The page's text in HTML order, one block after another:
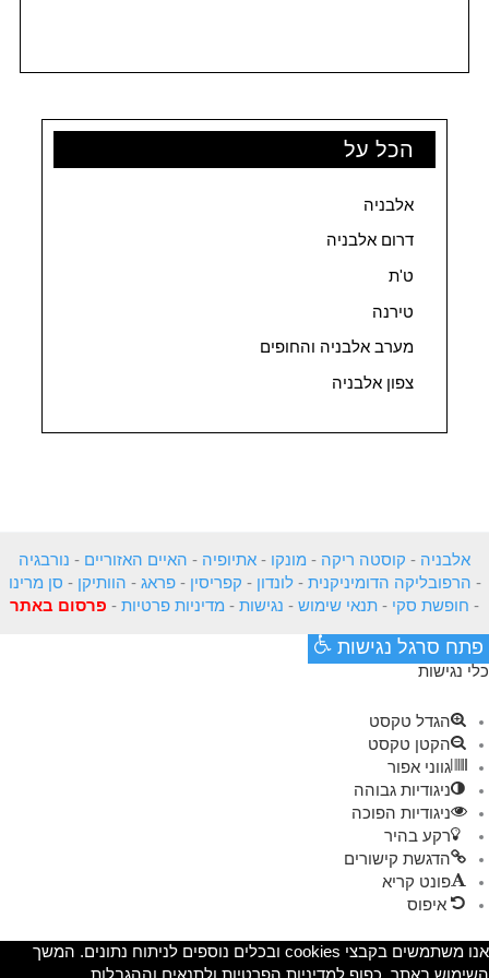
הכל על
אלבניה
דרום אלבניה
ט'ת
טירנה
מערב אלבניה והחופים
צפון אלבניה
אלבניה - קוסטה ריקה - מונקו - אתיופיה - האיים האזוריים - נורבגיה
- הרפובליקה הדומיניקנית -לונדון - קפריסין -פראג - הוותיקן - סן מרינו
- חופשת סקי - תנאי שימוש - נגישות - מדיניות פרטיות - פרסום באתר
פתח סרגל נגישות
כלי נגישות
הגדל טקסט
הקטן טקסט
גווני אפור
ניגודיות גבוהה
ניגודיות הפוכה
רקע בהיר
הדגשת קישורים
פונט קריא
איפוס
אנו משתמשים בקבצי cookies ובכלים נוספים לניתוח נתונים. המשך